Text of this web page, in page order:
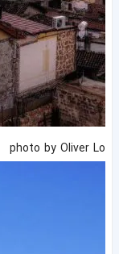
photo by Oliver Lo